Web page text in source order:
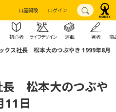
口座開設 ログイン
初心者 ライフデザイン 連載 著者 商
クス社長 松本大のつぶやき 1999年8月
長 松本大のつぶや
11日